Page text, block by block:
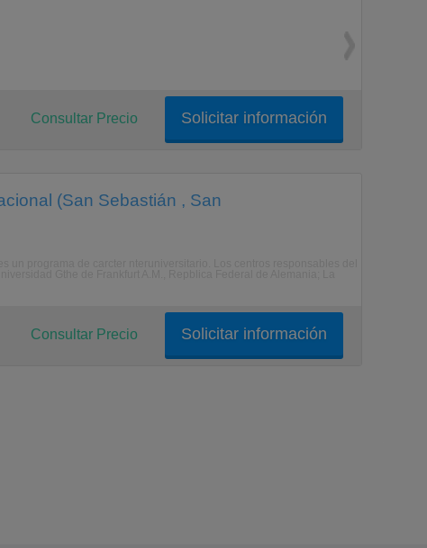
Solicitar información
Consultar Precio
(San Sebastián , San
Solicitar información
Consultar Precio